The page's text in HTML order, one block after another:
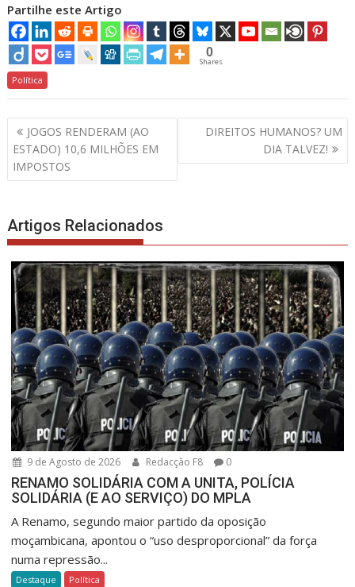
Partilhe este Artigo
0
Shares
Política
Navegação
de
artigos
JOGOS RENDERAM (AO
ESTADO) 10,6 MILHÕES EM
IMPOSTOS
DIREITOS HUMANOS? UM
DIA TALVEZ!
Artigos Relacionados
9 de Agosto de 2026 Redacção F8 0
RENAMO SOLIDÁRIA COM A UNITA, POLÍCIA
SOLIDÁRIA (E AO SERVIÇO) DO MPLA
A Renamo, segundo maior partido da oposição
moçambicana, apontou o “uso desproporcional” da força
numa repressão...
Destaque Política